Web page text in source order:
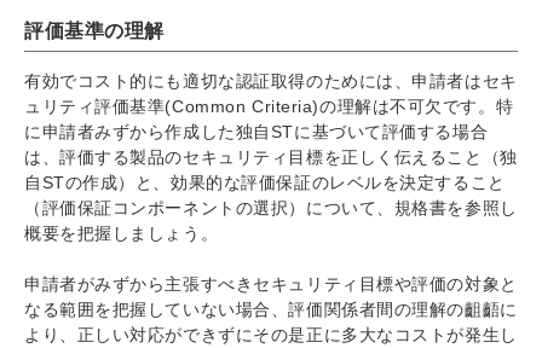
評価基準の理解
有効でコスト的にも適切な認証取得のためには、申請者はセキ
ュリティ評価基準(Common Criteria)の理解は不可欠です。特
に申請者みずから作成した独自STに基づいて評価する場合
は、評価する製品のセキュリティ目標を正しく伝えること（独
自STの作成）と、効果的な評価保証のレベルを決定すること
（評価保証コンポーネントの選択）について、規格書を参照し
概要を把握しましょう。
申請者がみずから主張すべきセキュリティ目標や評価の対象と
なる範囲を把握していない場合、評価関係者間の理解の齟齬に
より、正しい対応ができずにその是正に多大なコストが発生し